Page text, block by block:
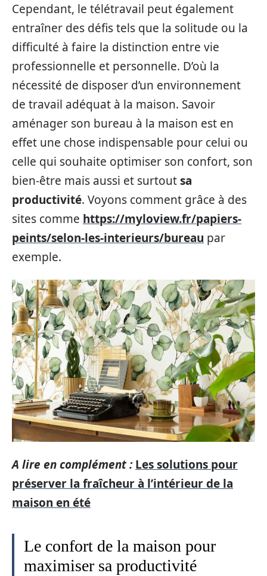
Cependant, le télétravail peut également
entraîner des défis tels que la solitude ou la
difficulté à faire la distinction entre vie
professionnelle et personnelle. D’où la
nécessité de disposer d’un environnement
de travail adéquat à la maison. Savoir
aménager son bureau à la maison est en
effet une chose indispensable pour celui ou
celle qui souhaite optimiser son confort, son
bien-être mais aussi et surtoutsa
productivité. Voyons comment grâce à des
sites comme https://myloview.fr/papiers-
peints/selon-les-interieurs/bureau par
exemple.
A lire en complément : Les solutions pour
préserver la fraîcheur à l’intérieur de la
maison en été
Le confort de la maison pour
maximiser sa productivité